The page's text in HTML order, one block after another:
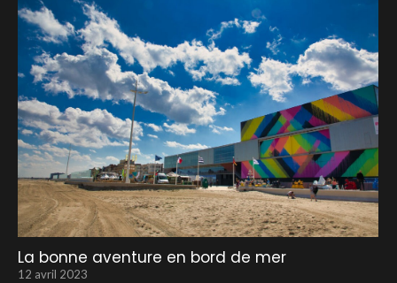
La bonne aventure en bord de mer
12 avril 2023